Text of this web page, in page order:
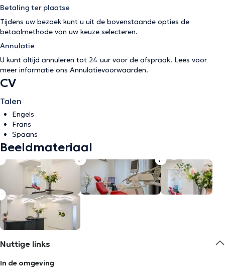
Betaling ter plaatse
Tijdens uw bezoek kunt u uit de bovenstaande opties de
betaalmethode van uw keuze selecteren.
Annulatie
U kunt altijd annuleren tot 24 uur voor de afspraak. Lees voor
meer informatie ons Annulatievoorwaarden.
CV
Talen
Engels
Frans
Spaans
Beeldmateriaal
Nuttige links
In de omgeving